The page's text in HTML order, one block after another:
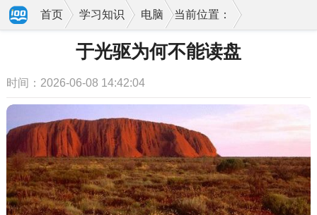
当前位置：
首页 学习知识 电脑
于光驱为何不能读盘
时间：2026-06-08 14:42:04